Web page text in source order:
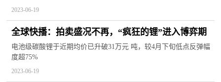
2023-06-19
全球快播：拍卖盛况不再，“疯狂的锂”进入博弈期
电池级碳酸锂于近期均价已升破31万元 吨，较4月下旬低点反弹幅
度超75%
2023-06-19